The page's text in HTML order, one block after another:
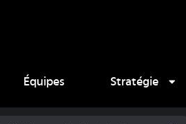
Équipes
Stratégie